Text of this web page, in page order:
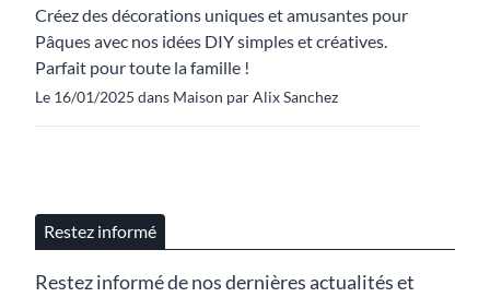
Créez des décorations uniques et amusantes pour
Pâques avec nos idées DIY simples et créatives.
Parfait pour toute la famille !
Le 16/01/2025 dans Maison par Alix Sanchez
Restez informé
Restez informé de nos dernières actualités et